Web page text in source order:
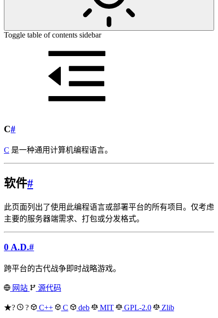
Toggle table of contents sidebar
C#
C 是一种通用计算机编程语言。
软件#
此页面列出了使用此编程语言或部署平台的所有项目。仅考虑
主要的服务器端需求、打包或分发格式。
0 A.D.#
跨平台的古代战争即时战略游戏。
网站 源代码
★? ? C++ C deb MIT GPL-2.0 Zlib